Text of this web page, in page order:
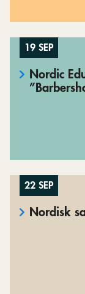
19 SEP
Nordic
22 SEP
Nordisk